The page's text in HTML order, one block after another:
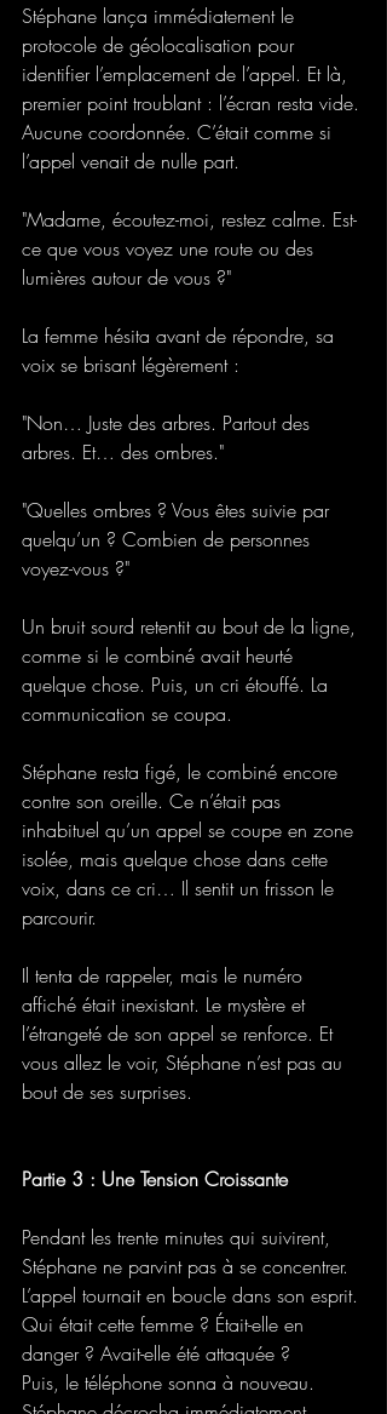
Stéphane lança immédiatement le
protocole de géolocalisation pour
identifier l’emplacement de l’appel. Et là,
premier point troublant : l’écran resta vide.
Aucune coordonnée. C’était comme si
l’appel venait de nulle part.
"Madame, écoutez-moi, restez calme. Est-
ce que vous voyez une route ou des
lumières autour de vous ?"
La femme hésita avant de répondre, sa
voix se brisant légèrement :
"Non… Juste des arbres. Partout des
arbres. Et… des ombres."
"Quelles ombres ? Vous êtes suivie par
quelqu’un ? Combien de personnes
voyez-vous ?"
Un bruit sourd retentit au bout de la ligne,
comme si le combiné avait heurté
quelque chose. Puis, un cri étouffé. La
communication se coupa.
Stéphane resta figé, le combiné encore
contre son oreille. Ce n’était pas
inhabituel qu’un appel se coupe en zone
isolée, mais quelque chose dans cette
voix, dans ce cri… Il sentit un frisson le
parcourir.
Il tenta de rappeler, mais le numéro
affiché était inexistant. Le mystère et
l’étrangeté de son appel se renforce. Et
vous allez le voir, Stéphane n’est pas au
bout de ses surprises.
Partie 3 : Une Tension Croissante
Pendant les trente minutes qui suivirent,
Stéphane ne parvint pas à se concentrer.
L’appel tournait en boucle dans son esprit.
Qui était cette femme ? Était-elle en
danger ? Avait-elle été attaquée ?
Puis, le téléphone sonna à nouveau.